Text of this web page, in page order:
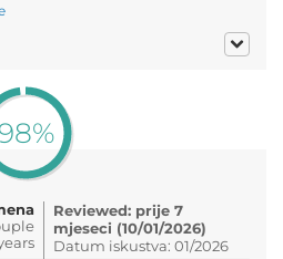
Reviewed: prije 7
mjeseci (10/01/2026)
Datum iskustva: 01/2026